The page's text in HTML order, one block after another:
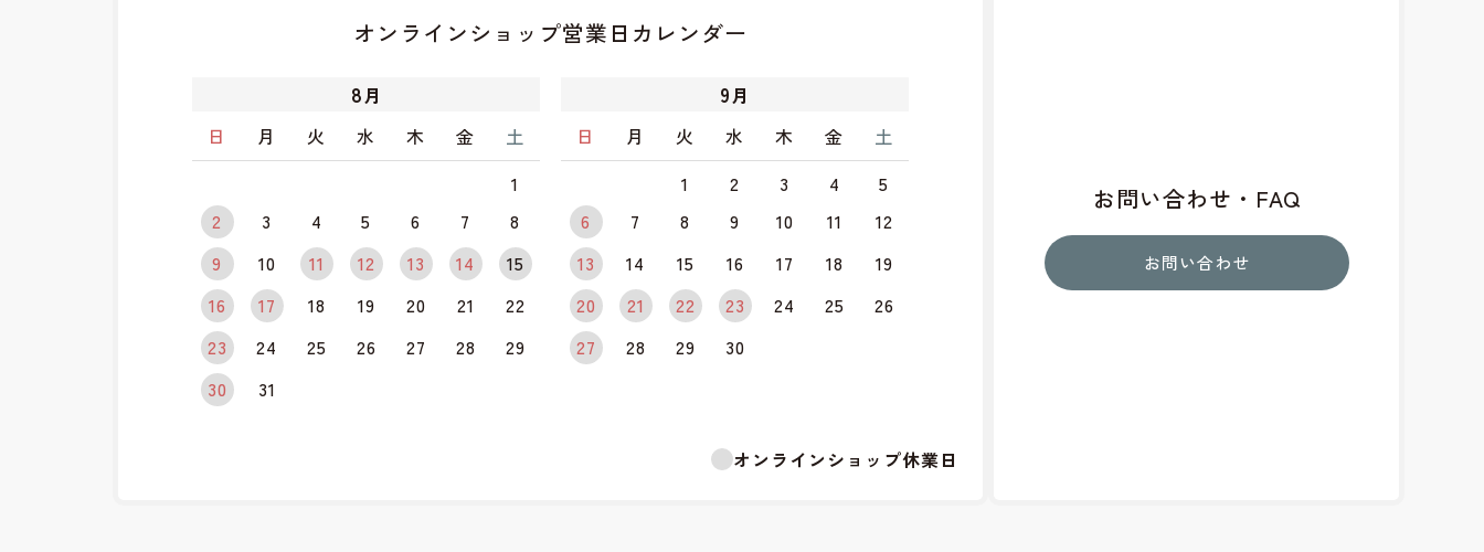
お問い合わせ・FAQ
お問い合わせ
オンラインショップ営業日カレンダー
8月
日
月 火 水 木 金
土
1
2
3 4 5 6 7
8
9
10 11 12 13 14
15
16
17 18 19 20 21
22
23
24 25 26 27 28
29
30
31
9月
日
月 火 水 木 金
土
1
2 3 4
5
6
7 8 9 10 11
12
13
14 15 16 17 18
19
20
21 22 23 24 25
26
27
28 29 30
オンラインショップ休業日